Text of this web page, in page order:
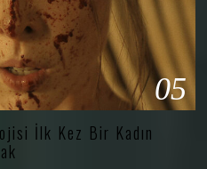
05
İlk Kez Bir Kadın